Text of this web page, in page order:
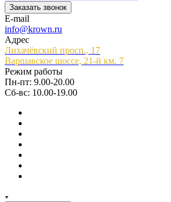
Заказать звонок
E-mail
info@krown.ru
Адрес
Лихачёвский просп., 17
Варшавское шоссе, 21-й км. 7
Режим работы
Пн-пт: 9.00-20.00
Сб-вс: 10.00-19.00